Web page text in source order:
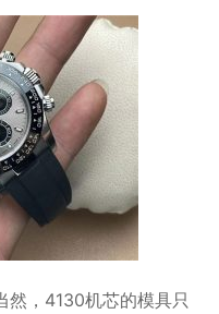
然，4130机芯的模具只